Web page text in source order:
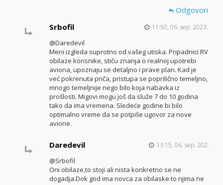
Odgovori
Srbofil
11:50, 06. sep. 2023.
@Daredevil
Meni izgleda suprotno od vašeg utiska. Pripadnici RV
obilaze korisnike, stiču znanja o realnoj upotrebi
aviona, upoznaju se detaljno i prave plan. Kad je
već pokrenuta priča, pristupa se poprilično temeljno,
mnogo temeljnije nego bilo koja nabavka iz
prošlosti. Migovi mogu još da služe 7 do 10 godina
tako da ima vremena. Sledeće godine bi bilo
optimalno vreme da se potpiše ugovor za nove
avione.
Daredevil 13:15, 06. sep. 2023.
@Srbofil
Oni obilaze,to stoji ali nista konkretno se ne
dogadja.Dok god ima novca za obilaske to njima ne